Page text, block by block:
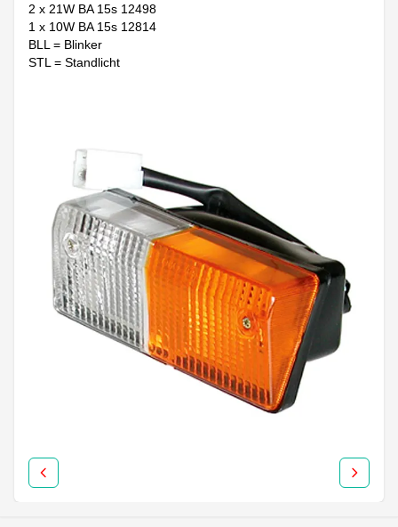
2 x 21W BA 15s 12498
1 x 10W BA 15s 12814
BLL = Blinker
STL = Standlicht